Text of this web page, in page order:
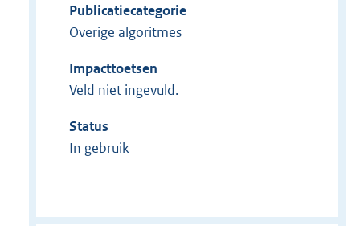
Publicatiecategorie
Overige algoritmes
Impacttoetsen
Veld niet ingevuld.
Status
In gebruik